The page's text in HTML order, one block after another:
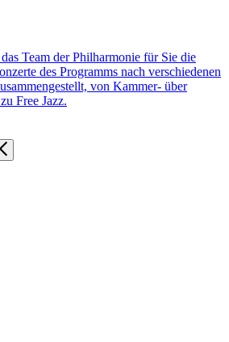
Team der Philharmonie für Sie die
des Programms nach verschiedenen
von Kammer- über
Free Jazz.